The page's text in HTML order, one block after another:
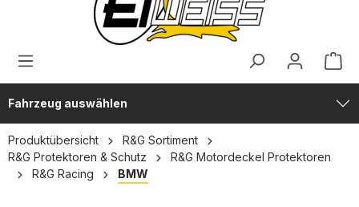
Fahrzeug auswählen
Produktübersicht
R&G Sortiment
R&G Protektoren & Schutz
R&G Motordeckel Protektoren
R&G Racing
BMW